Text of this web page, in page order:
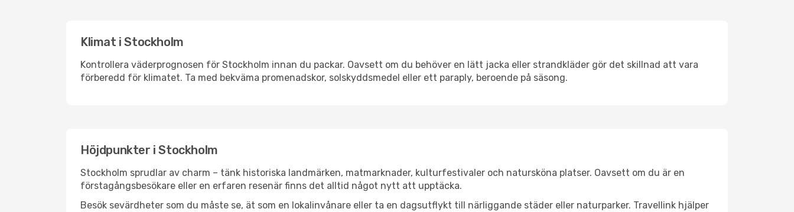
Klimat i Stockholm
Kontrollera väderprognosen för Stockholm innan du packar. Oavsett om du behöver en lätt jacka eller strandkläder gör det skillnad att vara
förberedd för klimatet. Ta med bekväma promenadskor, solskyddsmedel eller ett paraply, beroende på säsong.
Höjdpunkter i Stockholm
Stockholm sprudlar av charm – tänk historiska landmärken, matmarknader, kulturfestivaler och natursköna platser. Oavsett om du är en
förstagångsbesökare eller en erfaren resenär finns det alltid något nytt att upptäcka.
Besök sevärdheter som du måste se, ät som en lokalinvånare eller ta en dagsutflykt till närliggande städer eller naturparker. Travellink hjälper